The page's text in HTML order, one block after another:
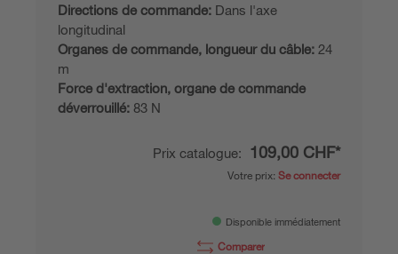
Directions de commande: Dans l'axe
longitudinal
Organes de commande, longueur du câble: 24
m
Force d'extraction, organe de commande
déverrouillé: 83 N
Prix catalogue: 109,00 CHF*
Votre prix: Se connecter
Disponible immédiatement
Comparer